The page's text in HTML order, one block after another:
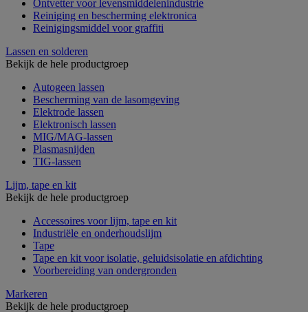
Ontvetter voor levensmiddelenindustrie
Reiniging en bescherming elektronica
Reinigingsmiddel voor graffiti
Lassen en solderen
Bekijk de hele productgroep
Autogeen lassen
Bescherming van de lasomgeving
Elektrode lassen
Elektronisch lassen
MIG/MAG-lassen
Plasmasnijden
TIG-lassen
Lijm, tape en kit
Bekijk de hele productgroep
Accessoires voor lijm, tape en kit
Industriële en onderhoudslijm
Tape
Tape en kit voor isolatie, geluidsisolatie en afdichting
Voorbereiding van ondergronden
Markeren
Bekijk de hele productgroep